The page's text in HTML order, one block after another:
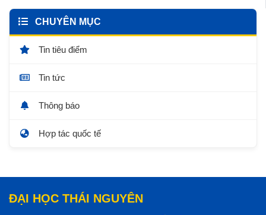
CHUYÊN MỤC
Tin tiêu điểm
Tin tức
Thông báo
Hợp tác quốc tế
ĐẠI HỌC THÁI NGUYÊN